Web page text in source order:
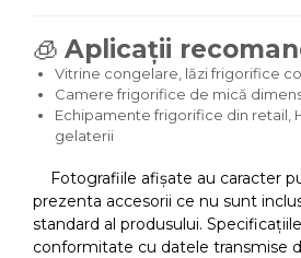
🧊 Aplicații
Vitrine congelare, lăzi frigorifice
Camere frigorifice de mică
Echipamente frigorifice din retail,
gelaterii
Fotografiile afișate au caracter
prezenta accesorii ce nu sunt
standard al produsului.
conformitate cu datele transmise